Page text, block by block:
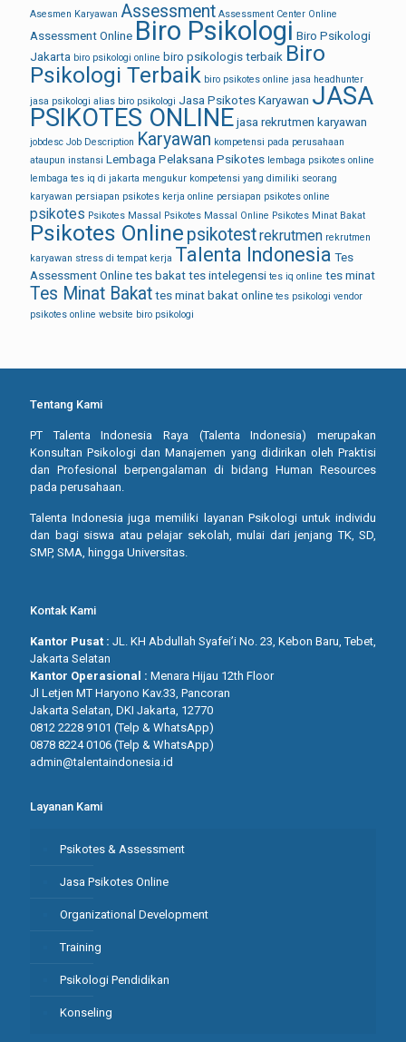
Asesmen Karyawan Assessment Assessment Center Online
Assessment Online Biro Psikologi Biro Psikologi
Jakarta biro psikologi online biro psikologis terbaik Biro
Psikologi Terbaik biro psikotes online jasa headhunter
jasa psikologi alias biro psikologi Jasa Psikotes Karyawan JASA
PSIKOTES ONLINE jasa rekrutmen karyawan
jobdesc Job Description Karyawan kompetensi pada perusahaan
ataupun instansi Lembaga Pelaksana Psikotes lembaga psikotes online
lembaga tes iq di jakarta mengukur kompetensi yang dimiliki seorang
karyawan persiapan psikotes kerja online persiapan psikotes online
psikotes Psikotes Massal Psikotes Massal Online Psikotes Minat Bakat
Psikotes Online psikotestrekrutmen rekrutmen
karyawan stress di tempat kerja Talenta Indonesia Tes
Assessment Online tes bakat tes intelegensi tes iq online tes minat
Tes Minat Bakat tes minat bakat online tes psikologi vendor
psikotes online website biro psikologi
Tentang Kami
PT Talenta Indonesia Raya (Talenta Indonesia) merupakan
Konsultan Psikologi dan Manajemen yang didirikan oleh Praktisi
dan Profesional berpengalaman di bidang Human Resources
pada perusahaan.
Talenta Indonesia juga memiliki layanan Psikologi untuk individu
dan bagi siswa atau pelajar sekolah, mulai dari jenjang TK, SD,
SMP, SMA, hingga Universitas.
Kontak Kami
Kantor Pusat : JL. KH Abdullah Syafei’i No. 23, Kebon Baru, Tebet,
Jakarta Selatan
Kantor Operasional : Menara Hijau 12th Floor
Jl Letjen MT Haryono Kav.33, Pancoran
Jakarta Selatan, DKI Jakarta, 12770
0812 2228 9101 (Telp & WhatsApp)
0878 8224 0106 (Telp & WhatsApp)
admin@talentaindonesia.id
Layanan Kami
Psikotes & Assessment
Jasa Psikotes Online
Organizational Development
Training
Psikologi Pendidikan
Konseling